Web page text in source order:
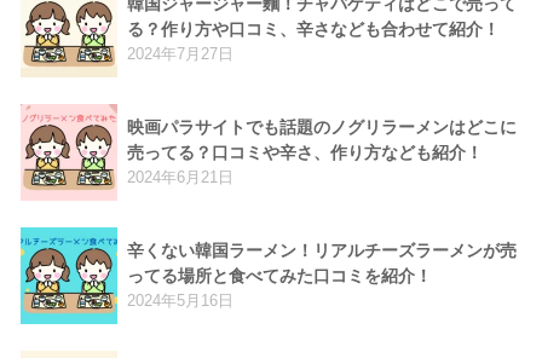
韓国ジャージャー麵！チャパゲティはどこで売って
る？作り方や口コミ、辛さなども合わせて紹介！
2024年7月27日
映画パラサイトでも話題のノグリラーメンはどこに
売ってる？口コミや辛さ、作り方なども紹介！
2024年6月21日
辛くない韓国ラーメン！リアルチーズラーメンが売
ってる場所と食べてみた口コミを紹介！
2024年5月16日